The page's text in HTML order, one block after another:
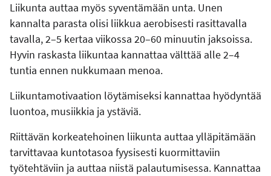
Liikunta auttaa myös syventämään unta. Unen
kannalta parasta olisi liikkua aerobisesti rasittavalla
tavalla, 2–5 kertaa viikossa 20–60 minuutin jaksoissa.
Hyvin raskasta liikuntaa kannattaa välttää alle 2–4
tuntia ennen nukkumaan menoa.
Liikuntamotivaation löytämiseksi kannattaa hyödyntää
luontoa, musiikkia ja ystäviä.
Riittävän korkeatehoinen liikunta auttaa ylläpitämään
tarvittavaa kuntotasoa fyysisesti kuormittaviin
työtehtäviin ja auttaa niistä palautumisessa. Kannattaa